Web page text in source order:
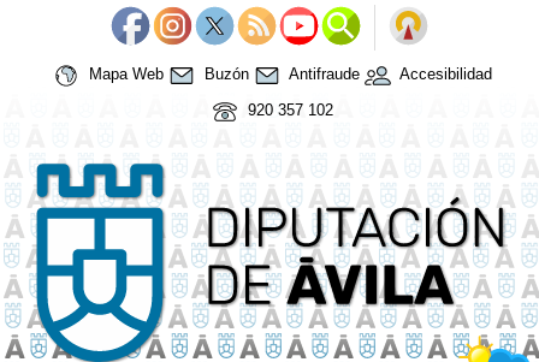
Mapa Web Buzón Antifraude
Accesibilidad
920 357 102